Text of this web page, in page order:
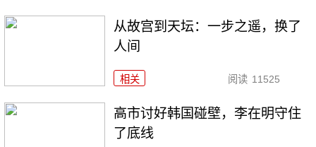
从故宫到天坛：一步之遥，换了
人间
相关 阅读 11525
高市讨好韩国碰壁，李在明守住
了底线